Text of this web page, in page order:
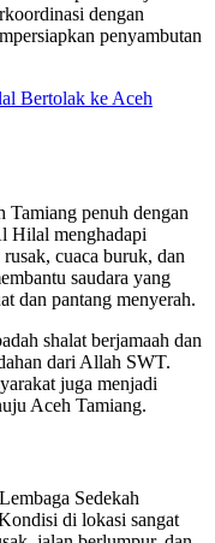
dengan
penyambutan
Bertolak ke Aceh
Tamiang penuh dengan
Hilal menghadapi
cuaca buruk, dan
saudara yang
dan pantang menyerah.
shalat berjamaah dan
dari Allah SWT.
juga menjadi
Aceh Tamiang.
Sedekah
di lokasi sangat